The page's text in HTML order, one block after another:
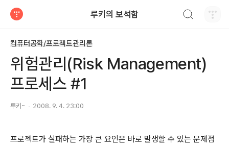
루키의 보석함
컴퓨터공학/프로젝트관리론
위험관리(Risk Management)
프로세스 #1
루키~ 2008. 9. 4. 23:00
프로젝트가 실패하는 가장 큰 요인은 바로 발생할 수 있는 문제점